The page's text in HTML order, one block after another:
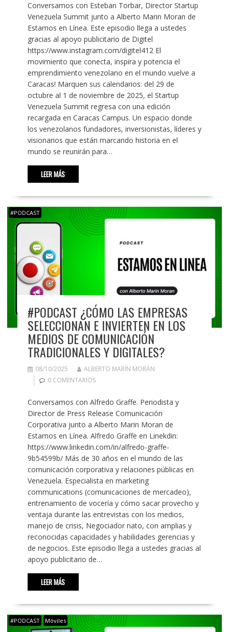
Conversamos con Esteban Torbar, Director Startup
Venezuela Summit junto a Alberto Marin Moran de
Estamos en Línea. Este episodio llega a ustedes
gracias al apoyo publicitario de Digitel
https://www.instagram.com/digitel412 El
movimiento que conecta, inspira y potencia el
emprendimiento venezolano en el mundo vuelve a
Caracas! Marquen sus calendarios: del 29 de
octubre al 1 de noviembre de 2025, el Startup
Venezuela Summit regresa con una edición
recargada en Caracas Campus. Un espacio donde
los venezolanos fundadores, inversionistas, líderes y
visionarios que están marcando historia en el
mundo se reunirán para…
LEER MÁS
#PODCAST
#PODCAST ¿CÓMO LAS EMPRESAS
SELECCIONAN E INVIERTEN EN LOS
MEDIOS DE COMUNICACIÓN
TRADICIONALES Y DIGITALES?
08/10/2025
ALBERTO MARÍN MORÁN
0 COMENTARIOS
Conversamos con Alfredo Graffe. Periodista y
Director de Press Release Comunicación
Corporativa junto a Alberto Marin Moran de
Estamos en Línea. Alfredo Graffe en Linekdin:
https://www.linkedin.com/in/alfredo-graffe-
9b54599b/ Más de 30 años en el mundo de las
comunicación corporativa y relaciones públicas en
Venezuela. Especialista en marketing
communications (comunicaciones de mercadeo),
entrenamiento de vocería y cómo sacar provecho y
ventaja durante las entrevistas con los medios,
manejo de crisis, Negociador nato, con amplias y
reconocidas capacidades y habilidades gerencias y
de negocios. Este episodio llega a ustedes gracias al
apoyo publicitario de…
LEER MÁS
#PODCAST Móviles